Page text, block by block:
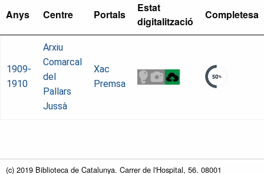
Anys Centre Portals
Estat
digitalització
Completesa
1909-
1910
Arxiu
Comarcal
del
Pallars
Jussà
Xac
Premsa
(c) 2019 Biblioteca de Catalunya. Carrer de l'Hospital, 56. 08001